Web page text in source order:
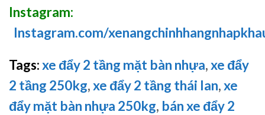
Instagram:
Instagram.com/
Tags:xe đẩy 2 tầng mặt bàn nhựa,xe đẩy
2 tầng 250kg,xe đẩy 2 tầng thái lan,xe
đẩy mặt bàn nhựa 250kg, bán xe đẩy 2